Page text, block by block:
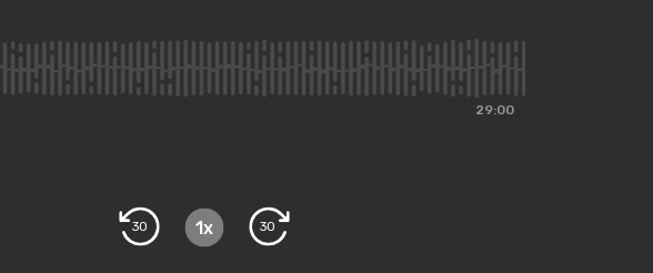
de
langages
29:00
30 1x 30